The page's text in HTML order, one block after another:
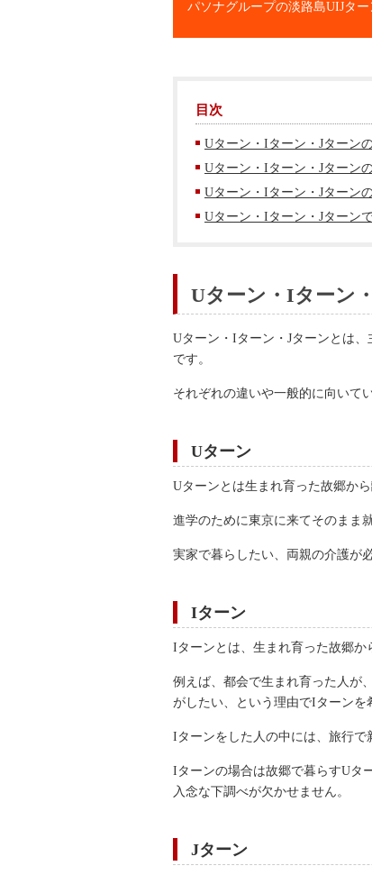
パソナグループの淡路島UIJタ
目次
Uターン・Iターン・Jターン
Uターン・Iターン・Jターン
Uターン・Iターン・Jターン
Uターン・Iターン・Jターン
Uターン・Iターン
Uターン・Iターン・Jターンとは
です。
それぞれの違いや一般的に向いて
Uターン
Uターンとは生まれ育った故郷か
進学のために東京に来てそのまま
実家で暮らしたい、両親の介護が
Iターン
Iターンとは、生まれ育った故郷か
例えば、都会で生まれ育った人が
がしたい、という理由でIターンを
Iターンをした人の中には、旅行で
Iターンの場合は故郷で暮らすUタ
入念な下調べが欠かせません。
Jターン